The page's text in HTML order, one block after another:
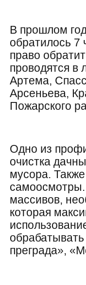
В прошлом
обратилось 7
право
проводятся в
Артема,
Арсеньева,
Пожарского
Одно из
очистка
мусора.
массивов,
которая
преграда»,